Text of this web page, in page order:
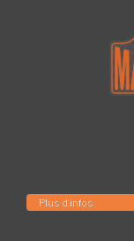
Plus d’infos